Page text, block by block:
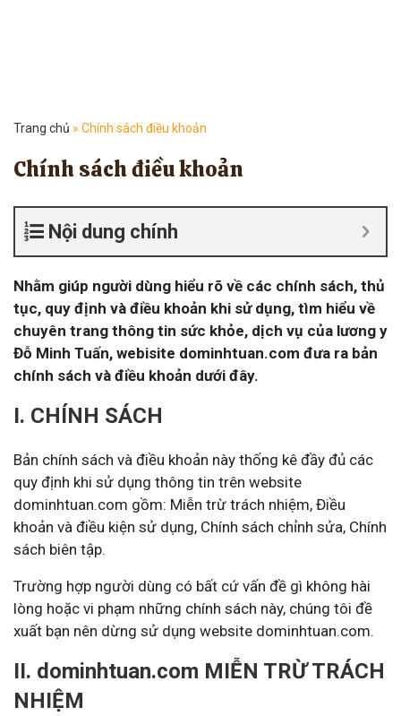
Trang chủ » Chính sách điều khoản
Chính sách điều khoản
Nội dung chính
Nhằm giúp người dùng hiểu rõ về các chính sách, thủ
tục, quy định và điều khoản khi sử dụng, tìm hiểu về
chuyên trang thông tin sức khỏe, dịch vụ của lương y
Đỗ Minh Tuấn, webisite dominhtuan.com đưa ra bản
chính sách và điều khoản dưới đây.
I. CHÍNH SÁCH
Bản chính sách và điều khoản này thống kê đầy đủ các
quy định khi sử dụng thông tin trên website
dominhtuan.com gồm: Miễn trừ trách nhiệm, Điều
khoản và điều kiện sử dụng, Chính sách chỉnh sửa, Chính
sách biên tập.
Trường hợp người dùng có bất cứ vấn đề gì không hài
lòng hoặc vi phạm những chính sách này, chúng tôi đề
xuất bạn nên dừng sử dụng website dominhtuan.com.
II. dominhtuan.com MIỄN TRỪ TRÁCH
NHIỆM